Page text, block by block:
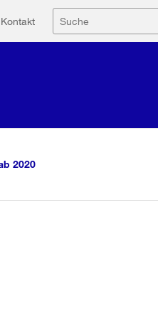
Hilfsnavigation
Kontakt Suche
2020